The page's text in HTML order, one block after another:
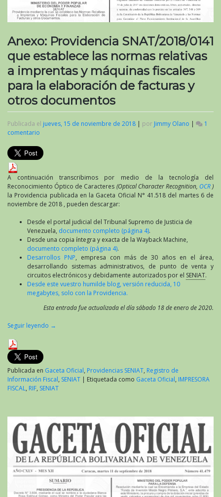
Anexo: Providencia SNAT/2018/0141
que establece las normas relativas
a imprentas y máquinas fiscales
para la elaboración de facturas y
otros documentos
Publicada el jueves, 15 de noviembre de 2018 | por Jimmy Olano |
1
comentario
Providencia
SNAT/2018/0141
establece
las
normas
relativas
imprentas
y
máquinas
fiscales
para
la
elaboración
de
facturas
otros
A continuación transcribimos por medio de la tecnología del
Reconocimiento Óptico de Caracteres (Optical Character Recognition, OCR)
la Providencia publicada en la Gaceta Oficial N° 41.518 del martes 6 de
noviembre de 2018 , pueden descargar:
Desde el portal judicial del Tribunal Supremo de Justicia de
Venezuela, documento completo (página 4).
Desde una copia íntegra y exacta de la Wayback Machine,
documento completo (página 4).
Desarrollos PNP, empresa con más de 30 años en el área,
desarrollando sistemas administrativos, de punto de venta y
circuitos electrónicos y debidamente autorizados por el SENIAT.
Desde este vuestro humilde blog, versión reducida, 10
megabytes, solo con la Providencia.
Esta entrada fue actualizada el día sábado 18 de enero de 2020.
Seguir leyendo →
Publicada en Gaceta Oficial, Providencias SENIAT, Registro de
Información Fiscal, SENIAT | Etiquetada como Gaceta Oficial, IMPRESORA
FISCAL, RIF, SENIAT